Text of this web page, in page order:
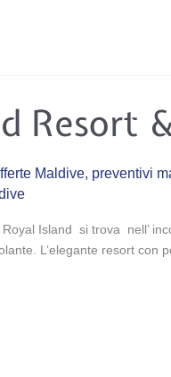
Resort
Maldive, preventivi
Island si trova nell’
L’elegante resort con